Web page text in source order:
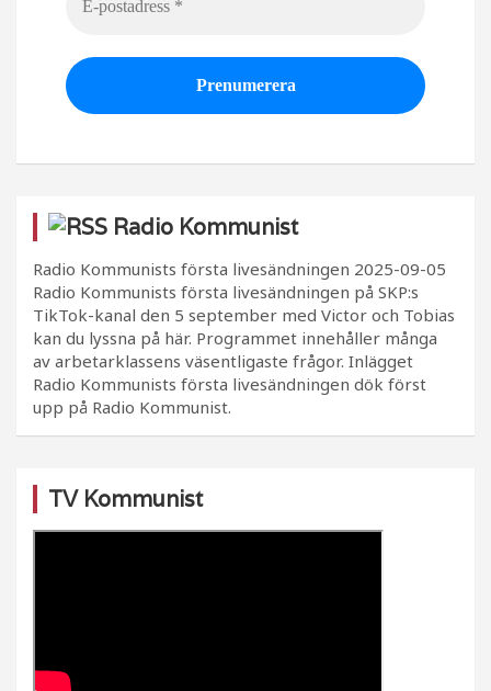
Radio Kommunist
Radio Kommunists första livesändningen 2025-09-05
Radio Kommunists första livesändningen på SKP:s
TikTok-kanal den 5 september med Victor och Tobias
kan du lyssna på här. Programmet innehåller många
av arbetarklassens väsentligaste frågor. Inlägget
Radio Kommunists första livesändningen dök först
upp på Radio Kommunist.
TV Kommunist